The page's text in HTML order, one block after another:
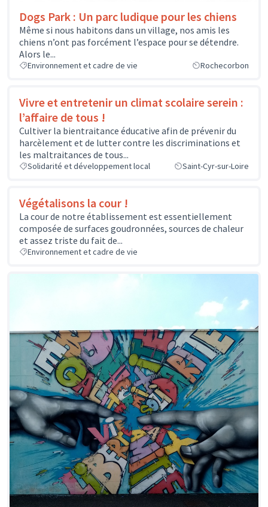
Dogs Park : Un parc ludique pour les chiens
Même si nous habitons dans un village, nos amis les
chiens n’ont pas forcément l’espace pour se détendre.
Alors le...
Environnement et cadre de vie Rochecorbon
Vivre et entretenir un climat scolaire serein :
l’affaire de tous !
Cultiver la bientraitance éducative afin de prévenir du
harcèlement et de lutter contre les discriminations et
les maltraitances de tous...
Solidarité et développement local Saint-Cyr-sur-Loire
Végétalisons la cour !
La cour de notre établissement est essentiellement
composée de surfaces goudronnées, sources de chaleur
et assez triste du fait de...
Environnement et cadre de vie